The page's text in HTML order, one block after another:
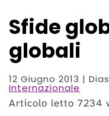
Sfide
globali
12 Giugno 2013 |
Internazionale
Articolo letto 7234